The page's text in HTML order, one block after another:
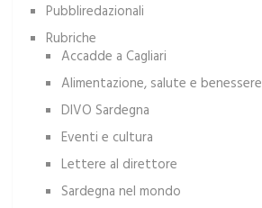
Pubbliredazionali
Rubriche
Accadde a Cagliari
Alimentazione, salute e benessere
DIVO Sardegna
Eventi e cultura
Lettere al direttore
Sardegna nel mondo